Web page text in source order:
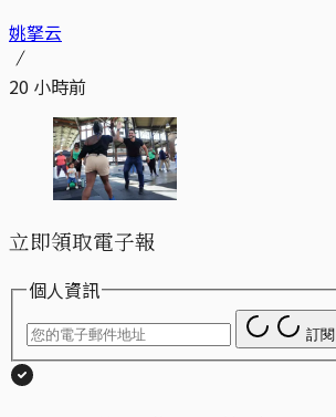
姚拏云
20 小時前
立即領取電子報
個人資訊
訂閱